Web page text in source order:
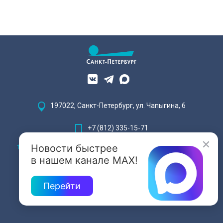
Новости быстрее
в нашем канале MAX!
Перейти
197022, Санкт-Петербург, ул. Чапыгина, 6
+7 (812) 335-15-71
Внимание! Отдельные видеоматериалы, размещенные на настоящем
сайте, могут содержать информацию, предназначенную для лиц,
достигших 18 лет.